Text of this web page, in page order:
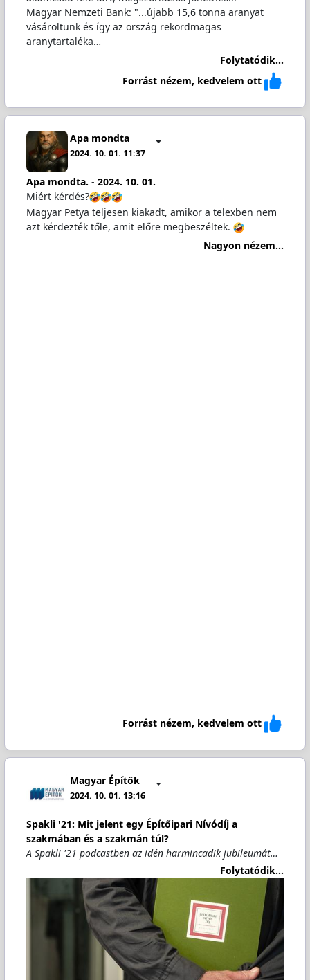
Magyar Nemzeti Bank: "...újabb 15,6 tonna aranyat
vásároltunk és így az ország rekordmagas
aranytartaléka…
Folytatódik...
Forrást nézem, kedvelem ott
Apa mondta
2024. 10. 01. 11:37
Apa mondta. - 2024. 10. 01.
Miért kérdés?
Magyar Petya teljesen kiakadt, amikor a telexben nem
azt kérdezték tőle, amit előre megbeszéltek.
Nagyon nézem...
Forrást nézem, kedvelem ott
Magyar Építők
2024. 10. 01. 13:16
Spakli '21: Mit jelent egy Építőipari Nívódíj a
szakmában és a szakmán túl?
A Spakli '21 podcastben az idén harmincadik jubileumát…
Folytatódik...